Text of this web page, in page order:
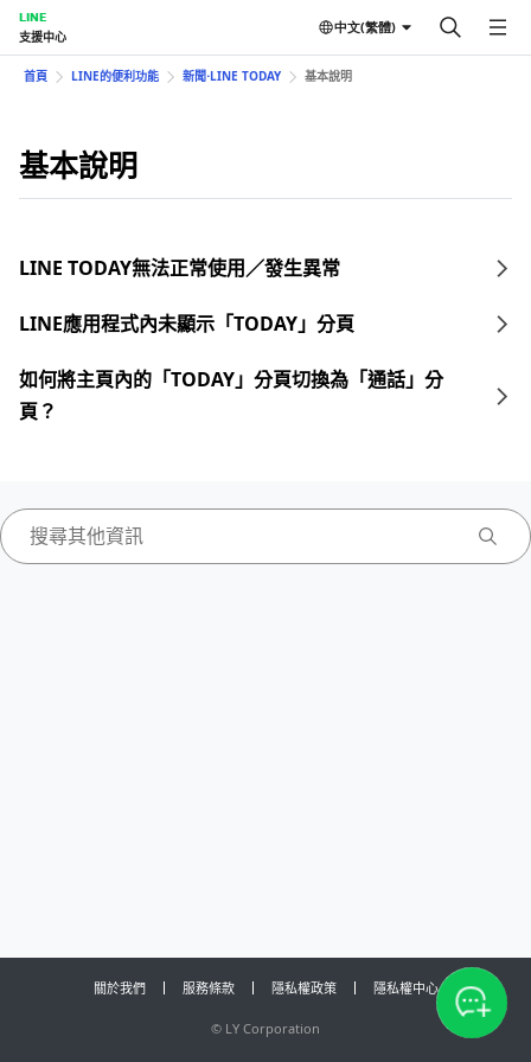
LINE
支援中心
中文(繁體)
首頁 LINE的便利功能 新聞⋅LINE TODAY 基本說明
基本說明
LINE TODAY無法正常使用／發生異常
LINE應用程式內未顯示「TODAY」分頁
如何將主頁內的「TODAY」分頁切換為「通話」分
頁？
關於我們 服務條款 隱私權政策 隱私權中心
© LY Corporation